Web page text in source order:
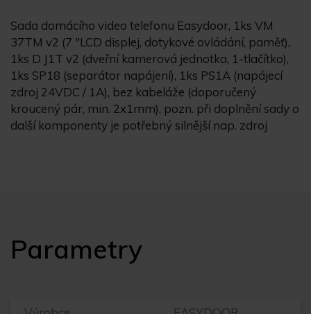
Sada domácího video telefonu Easydoor, 1ks VM
37TM v2 (7 "LCD displej, dotykové ovládání, paměť),
1ks D J1T v2 (dveřní kamerová jednotka, 1-tlačítko),
1ks SP18 (separátor napájení), 1ks PS1A (napájecí
zdroj 24VDC / 1A), bez kabeláže (doporučený
kroucený pár, min. 2x1mm), pozn. při doplnění sady o
další komponenty je potřebný silnější nap. zdroj
Parametry